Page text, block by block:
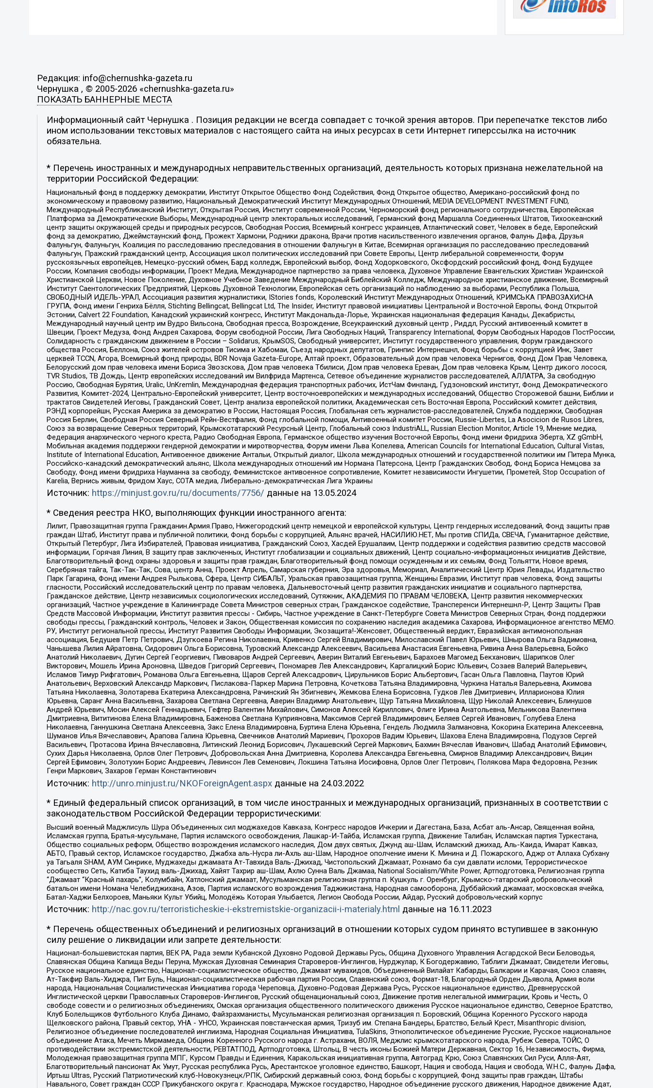
Редакция: info@chernushka-gazeta.ru
Чернушка , © 2005-2026 «chernushka-gazeta.ru»
ПОКАЗАТЬ БАННЕРНЫЕ МЕСТА
Информационный сайт Чернушка . Позиция редакции не всегда совпадает с точкой зрения авторов. При перепечатке текстов либо
ином использовании текстовых материалов с настоящего сайта на иных ресурсах в сети Интернет гиперссылка на источник
обязательна.
* Перечень иностранных и международных неправительственных организаций, деятельность которых признана нежелательной на
территории Российской Федерации:
Национальный фонд в поддержку демократии, Институт Открытое Общество Фонд Содействия, Фонд Открытое общество, Американо-российский фонд по
экономическому и правовому развитию, Национальный Демократический Институт Международных Отношений, MEDIA DEVELOPMENT INVESTMENT FUND,
Международный Республиканский Институт, Открытая Россия, Институт современной России, Черноморский фонд регионального сотрудничества, Европейская
Платформа за Демократические Выборы, Международный центр электоральных исследований, Германский фонд Маршалла Соединенных Штатов, Тихоокеанский
центр защиты окружающей среды и природных ресурсов, Свободная Россия, Всемирный конгресс украинцев, Атлантический совет, Человек в беде, Европейский
фонд за демократию, Джеймстаунский фонд, Прожект Хармони, Родники дракона, Врачи против насильственного извлечения органов, Фалунь Дафа, Друзья
Фалуньгун, Фалуньгун, Коалиция по расследованию преследования в отношении Фалуньгун в Китае, Всемирная организация по расследованию преследований
Фалуньгун, Пражский гражданский центр, Ассоциация школ политических исследований при Совете Европы, Центр либеральной современности, Форум
русскоязычных европейцев, Немецко-русский обмен, Бард колледж, Европейский выбор, Фонд Ходорковского, Оксфордский российский фонд, Фонд Будущее
России, Компания свободы информации, Проект Медиа, Международное партнерство за права человека, Духовное Управление Евангельских Христиан Украинской
Христианской Церкви, Новое Поколение, Духовное Учебное Заведение Международный Библейский Колледж, Международное христианское движение, Всемирный
Институт Саентологических Предприятий, Церковь Духовной Технологии, Европейская сеть организаций по наблюдению за выборами, Республика Польша,
СВОБОДНЫЙ ИДЕЛЬ-УРАЛ, Ассоциация развития журналистики, IStories fonds, Королевский Институт Международных Отношений, КРИМСЬКА ПРАВОЗАХИСНА
ГРУПА, Фонд имени Генриха Бёлля, Stichting Bellingcat, Bellingcat Ltd, The Insider, Институт правовой инициативы Центральной и Восточной Европы, Фонд Открытой
Эстонии, Calvert 22 Foundation, Канадский украинский конгресс, Институт Макдональда-Лорье, Украинская национальная федерация Канады, Декабристы,
Международный научный центр им Вудро Вильсона, Свободная пресса, Возрождение, Всеукраинский духовный центр , Риддл, Русский антивоенный комитет в
Швеции, Проект Медуза, Фонд Андрея Сахарова, Форум свободной России, Лига Свободных Наций, Transparеncy International, Форум Свободных Народов ПостРоссии,
Солидарность с гражданским движением в России – Solidarus, КрымSOS, Свободный университет, Институт государственного управления, Форум гражданского
общества Россия, Беллона, Союз жителей островов Тисима и Хабомаи, Съезд народных депутатов, Гринпис Интернешнл, Фонд борьбы с коррупцией Инк, Завет
церквей TCCN, Агора, Всемирный фонд природы, BDR Novaja Gazeta-Europe, Алтай проект, Образовательный дом прав человека Чернигов, Фонд Дом Прав Человека,
Белорусский дом прав человека имени Бориса Звозскова, Дом прав человека Тбилиси, Дом прав человека Ереван, Дом прав человека Крым, Центр дикого лосося,
TVR Studios, ТВ Дождь, Центр европейских исследований им Вилфрида Мартенса, Сетевое объединение журналистов расследователей, АЛЛАТРА, За свободную
Россию, Свободная Бурятия, Uralic, UnKremlin, Международная федерация транспортных рабочих, ИстЧам Финланд, Гудзоновский институт, Фонд Демократического
Развития, Комитет-2024, Центрально-Европейский университет, Центр восточноевропейских и международных исследований, Общество Сторожевой башни, Библии и
трактатов Свидетелей Иеговы, Гражданский Совет, Центр анализа европейской политики, Академическая сеть Восточная Европа, Российский комитет действия,
РЭНД корпорейшн, Русская Америка за демократию в России, Настоящая Россия, Глобальная сеть журналистов-расследователей, Служба поддержки, Свободная
Россия Берлин, Свободная Россия Северный Рейн-Вестфалия, Фонд глобальной помощи, Антивоенный комитет России, Russie-Libertes, La Asocicion de Rusos Libres,
Союз за возвращение Северных территорий, Крымскотатарский Ресурсный Центр, Глобальный союз IndustriALL, Russian Election Monitor, Article 19, Мнение медиа,
Федерация анархического черного креста, Радио Свободная Европа, Германское общество изучения Восточной Европы, Фонд имени Фридриха Эберта, XZ gGmbH,
Мобильная академия поддержки гендерной демократии и миротворчества, Форум имени Льва Копелева, American Councils for International Education, Cultural Vistas,
Institute of International Education, Антивоенное движение Антальи, Открытый диалог, Школа международных отношений и государственной политики им Питера Мунка,
Российско-канадский демократический альянс, Школа международных отношений им Нормана Патерсона, Центр Гражданских Свобод, Фонд Бориса Немцова за
Свободу, Фонд имени Фридриха Науманна за свободу, Феминистское антивоенное сопротивление, Комитет независимости Ингушетии, Прометей, Stop Occupation of
Karelia, Вернись живым, Фридом Хаус, СОТА медиа, Либерально-демократическая Лига Украины
Источник: https://minjust.gov.ru/ru/documents/7756/ данные на 13.05.2024
* Сведения реестра НКО, выполняющих функции иностранного агента:
Лилит, Правозащитная группа Гражданин.Армия.Право, Нижегородский центр немецкой и европейской культуры, Центр гендерных исследований, Фонд защиты прав
граждан Штаб, Институт права и публичной политики, Фонд борьбы с коррупцией, Альянс врачей, НАСИЛИЮ.НЕТ, Мы против СПИДа, СВЕЧА, Гуманитарное действие,
Открытый Петербург, Лига Избирателей, Правовая инициатива, Гражданский Союз, Хасдей Ерушалаим, Центр поддержки и содействия развитию средств массовой
информации, Горячая Линия, В защиту прав заключенных, Институт глобализации и социальных движений, Центр социально-информационных инициатив Действие,
Благотворительный фонд охраны здоровья и защиты прав граждан, Благотворительный фонд помощи осужденным и их семьям, Фонд Тольятти, Новое время,
Серебряная тайга, Так-Так-Так, Сова, центр Анна, Проект Апрель, Самарская губерния, Эра здоровья, Мемориал, Аналитический Центр Юрия Левады, Издательство
Парк Гагарина, Фонд имени Андрея Рылькова, Сфера, Центр СИБАЛЬТ, Уральская правозащитная группа, Женщины Евразии, Институт прав человека, Фонд защиты
гласности, Российский исследовательский центр по правам человека, Дальневосточный центр развития гражданских инициатив и социального партнерства,
Гражданское действие, Центр независимых социологических исследований, Сутяжник, АКАДЕМИЯ ПО ПРАВАМ ЧЕЛОВЕКА, Центр развития некоммерческих
организаций, Частное учреждение в Калининграде Совета Министров северных стран, Гражданское содействие, Трансперенси Интернешнл-Р, Центр Защиты Прав
Средств Массовой Информации, Институт развития прессы - Сибирь, Частное учреждение в Санкт-Петербурге Совета Министров Северных Стран, Фонд поддержки
свободы прессы, Гражданский контроль, Человек и Закон, Общественная комиссия по сохранению наследия академика Сахарова, Информационное агентство МЕМО.
РУ, Институт региональной прессы, Институт Развития Свободы Информации, Экозащита!-Женсовет, Общественный вердикт, Евразийская антимонопольная
ассоциация, Бедушев Петр Петрович, Дзугкоева Регина Николаевна, Кривенко Сергей Владимирович, Милославский Павел Юрьевич, Шнырова Ольга Вадимовна,
Чанышева Лилия Айратовна, Сидорович Ольга Борисовна, Туровский Александр Алексеевич, Васильева Анастасия Евгеньевна, Ривина Анна Валерьевна, Бойко
Анатолий Николаевич, Дугин Сергей Георгиевич, Пивоваров Андрей Сергеевич, Аверин Виталий Евгеньевич, Барахоев Магомед Бекханович, Шарипков Олег
Викторович, Мошель Ирина Ароновна, Шведов Григорий Сергеевич, Пономарев Лев Александрович, Каргалицкий Борис Юльевич, Созаев Валерий Валерьевич,
Исламов Тимур Рифгатович, Романова Ольга Евгеньевна, Щаров Сергей Алексадрович, Цирульников Борис Альбертович, Гасан Ольга Павловна, Паутов Юрий
Анатольевич, Верховский Александр Маркович, Пислакова-Паркер Марина Петровна, Кочеткова Татьяна Владимировна, Чуркина Наталья Валерьевна, Акимова
Татьяна Николаевна, Золотарева Екатерина Александровна, Рачинский Ян Збигневич, Жемкова Елена Борисовна, Гудков Лев Дмитриевич, Илларионова Юлия
Юрьевна, Саранг Анна Васильевна, Захарова Светлана Сергеевна, Аверин Владимир Анатольевич, Щур Татьяна Михайловна, Щур Николай Алексеевич, Блинушов
Андрей Юрьевич, Мосин Алексей Геннадьевич, Гефтер Валентин Михайлович, Симонов Алексей Кириллович, Флиге Ирина Анатольевна, Мельникова Валентина
Дмитриевна, Вититинова Елена Владимировна, Баженова Светлана Куприяновна, Максимов Сергей Владимирович, Беляев Сергей Иванович, Голубева Елена
Николаевна, Ганнушкина Светлана Алексеевна, Закс Елена Владимировна, Буртина Елена Юрьевна, Гендель Людмила Залмановна, Кокорина Екатерина Алексеевна,
Шуманов Илья Вячеславович, Арапова Галина Юрьевна, Свечников Анатолий Мариевич, Прохоров Вадим Юрьевич, Шахова Елена Владимировна, Подузов Сергей
Васильевич, Протасова Ирина Вячеславовна, Литинский Леонид Борисович, Лукашевский Сергей Маркович, Бахмин Вячеслав Иванович, Шабад Анатолий Ефимович,
Сухих Дарья Николаевна, Орлов Олег Петрович, Добровольская Анна Дмитриевна, Королева Александра Евгеньевна, Смирнов Владимир Александрович, Вицин
Сергей Ефимович, Золотухин Борис Андреевич, Левинсон Лев Семенович, Локшина Татьяна Иосифовна, Орлов Олег Петрович, Полякова Мара Федоровна, Резник
Генри Маркович, Захаров Герман Константинович
Источник: http://unro.minjust.ru/NKOForeignAgent.aspxданные на 24.03.2022
* Единый федеральный список организаций, в том числе иностранных и международных организаций, признанных в соответствии с
законодательством Российской Федерации террористическими:
Высший военный Маджлисуль Шура Объединенных сил моджахедов Кавказа, Конгресс народов Ичкерии и Дагестана, База, Асбат аль-Ансар, Священная война,
Исламская группа, Братья-мусульмане, Партия исламского освобождения, Лашкар-И-Тайба, Исламская группа, Движение Талибан, Исламская партия Туркестана,
Общество социальных реформ, Общество возрождения исламского наследия, Дом двух святых, Джунд аш-Шам, Исламский джихад, Аль-Каида, Имарат Кавказ,
АБТО, Правый сектор, Исламское государство, Джабха аль-Нусра ли-Ахль аш-Шам, Народное ополчение имени К. Минина и Д. Пожарского, Аджр от Аллаха Субхану
уа Тагьаля SHAM, АУМ Синрике, Муджахеды джамаата Ат-Тавхида Валь-Джихад, Чистопольский Джамаат, Рохнамо ба суи давлати исломи, Террористическое
сообщество Сеть, Катиба Таухид валь-Джихад, Хайят Тахрир аш-Шам, Ахлю Сунна Валь Джамаа, National Socialism/White Power, Артподготовка, Религиозная группа
“Джамаат “Красный пахарь”, Колумбайн, Хатлонский джамаат, Мусульманская религиозная группа п. Кушкуль г. Оренбург, Крымско-татарский добровольческий
батальон имени Номана Челебиджихана, Азов, Партия исламского возрождения Таджикистана, Народная самооборона, Дуббайский джамаат, московская ячейка,
Батал-Хаджи Белхороев, Маньяки Культ Убийц, Молодёжь Которая Улыбается, Легион Свобода России, Айдар, Русский добровольческий корпус
Источник: http://nac.gov.ru/terroristicheskie-i-ekstremistskie-organizacii-i-materialy.html данные на 16.11.2023
* Перечень общественных объединений и религиозных организаций в отношении которых судом принято вступившее в законную
силу решение о ликвидации или запрете деятельности:
Национал-большевистская партия, ВЕК РА, Рада земли Кубанской Духовно Родовой Державы Русь, Община Духовного Управления Асгардской Веси Беловодья,
Славянская Община Капища Веды Перуна, Мужская Духовная Семинария Староверов-Инглингов, Нурджулар, К Богодержавию, Таблиги Джамаат, Свидетели Иеговы,
Русское национальное единство, Национал-социалистическое общество, Джамаат мувахидов, Объединенный Вилайат Кабарды, Балкарии и Карачая, Союз славян,
Ат-Такфир Валь-Хиджра, Пит Буль, Национал-социалистическая рабочая партия России, Славянский союз, Формат-18, Благородный Орден Дьявола, Армия воли
народа, Национальная Социалистическая Инициатива города Череповца, Духовно-Родовая Держава Русь, Русское национальное единство, Древнерусской
Инглистической церкви Православных Староверов-Инглингов, Русский общенациональный союз, Движение против нелегальной иммиграции, Кровь и Честь, О
свободе совести и о религиозных объединениях, Омская организация общественного политического движения Русское национальное единство, Северное Братство,
Клуб Болельщиков Футбольного Клуба Динамо, Файзрахманисты, Мусульманская религиозная организация п. Боровский, Община Коренного Русского народа
Щелковского района, Правый сектор, УНА - УНСО, Украинская повстанческая армия, Тризуб им. Степана Бандеры, Братство, Белый Крест, Misanthropic division,
Религиозное объединение последователей инглиизма, Народная Социальная Инициатива, TulaSkins, Этнополитическое объединение Русские, Русское национальное
объединение Атака, Мечеть Мирмамеда, Община Коренного Русского народа г. Астрахани, ВОЛЯ, Меджлис крымскотатарского народа, Рубеж Севера, ТОЙС, О
противодействии экстремистской деятельности, РЕВТАТПОД, Артподготовка, Штольц, В честь иконы Божией Матери Державная, Сектор 16, Независимость, Фирма,
Молодежная правозащитная группа МПГ, Курсом Правды и Единения, Каракольская инициативная группа, Автоград Крю, Союз Славянских Сил Руси, Алля-Аят,
Благотворительный пансионат Ак Умут, Русская республика Русь, Арестантское уголовное единство, Башкорт, Нация и свобода, Нация и свобода, W.H.С., Фалунь Дафа,
Иртыш Ultras, Русский Патриотический клуб-Новокузнецк/РПК, Сибирский державный союз, Фонд борьбы с коррупцией, Фонд защиты прав граждан, Штабы
Навального, Совет граждан СССР Прикубанского округа г. Краснодара, Мужское государство, Народное объединение русского движения, Народное движение Адат,